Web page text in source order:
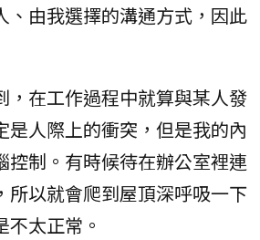
、由我選擇的溝通方式，因此
，在工作過程中就算與某人發
是人際上的衝突，但是我的內
控制。有時候待在辦公室裡連
所以就會爬到屋頂深呼吸一下
太正常。